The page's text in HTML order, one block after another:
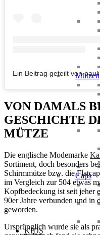
Mützen
Caps
KIDS
VON DAMALS
GESCHICHTE
MÜTZE
Die englische Modemarke
Sortiment, doch besonders
Schirmmütze bzw. die
im Vergleich zur 504 etwas
Kopfbedeckung ist seit jeher
90er Jahre verbunden und
geworden.
Ursprünglich wurde sie als